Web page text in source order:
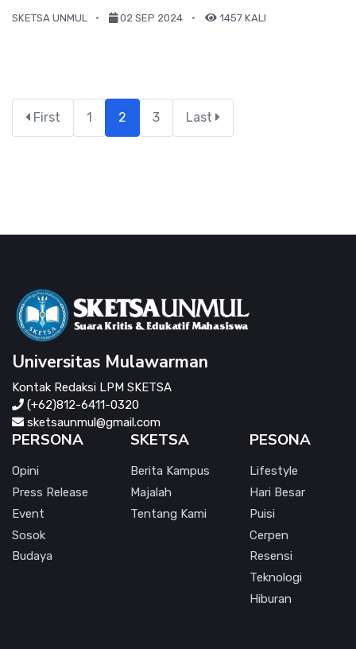
SKETSA UNMUL 02 SEP 2024 1457 KALI
First 1 2 3 Last
Universitas Mulawarman
Kontak Redaksi LPM SKETSA
(+62)812-6411-0320
sketsaunmul@gmail.com
PERSONA
Opini
Press Release
Event
Sosok
Budaya
SKETSA
Berita Kampus
Majalah
Tentang Kami
PESONA
Lifestyle
Hari Besar
Puisi
Cerpen
Resensi
Teknologi
Hiburan